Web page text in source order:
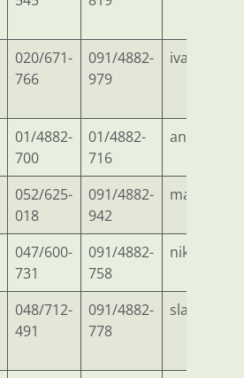
020/671-
766
091/4882-
979
01/4882-
700
01/4882-
716
052/625-
018
091/4882-
942
047/600-
731
091/4882-
758
048/712-
491
091/4882-
778